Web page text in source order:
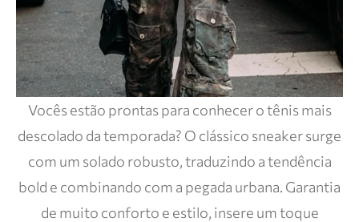
Vocês estão prontas para conhecer o tênis mais
descolado da temporada? O clássico sneaker surge
com um solado robusto, traduzindo a tendência
bold e combinando com a pegada urbana. Garantia
de muito conforto e estilo, insere um toque